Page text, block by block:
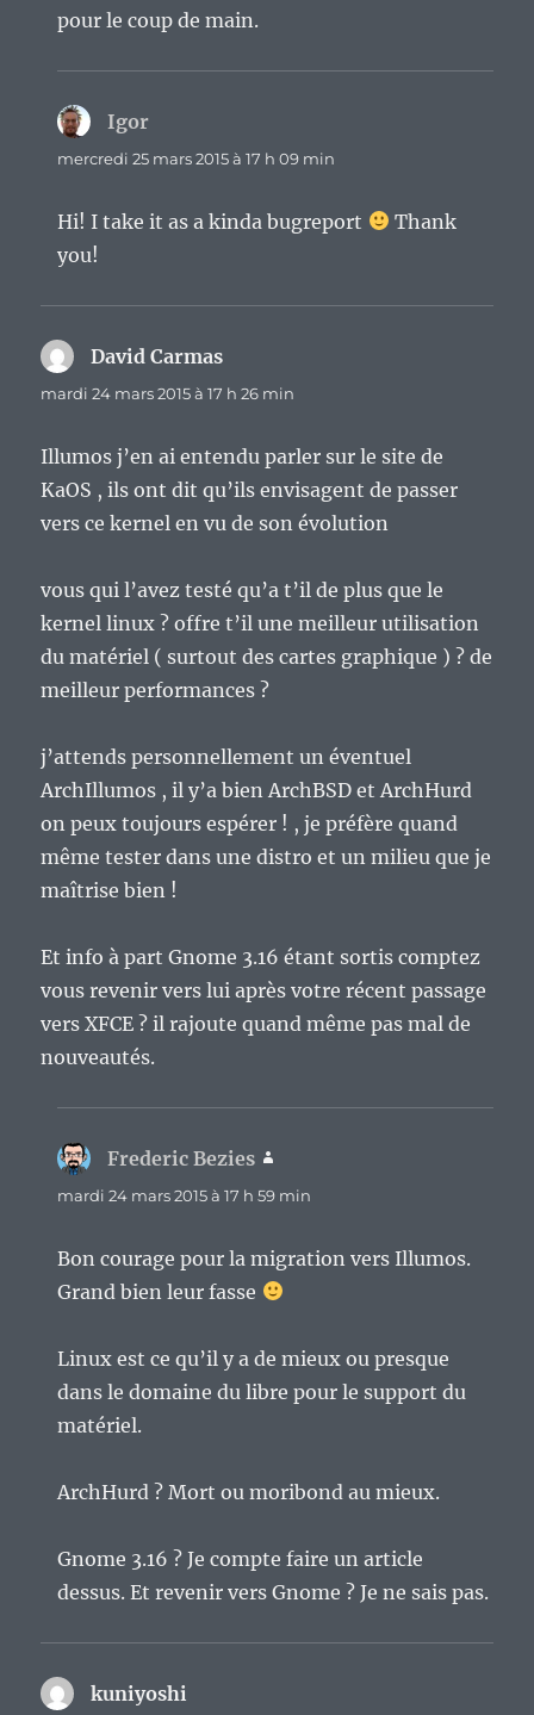
pour le coup de main.
Igor
mercredi 25 mars 2015 à 17 h 09 min
Hi! I take it as a kinda bugreport
Thank
you!
David Carmas
mardi 24 mars 2015 à 17 h 26 min
Illumos j’en ai entendu parler sur le site de
KaOS , ils ont dit qu’ils envisagent de passer
vers ce kernel en vu de son évolution
vous qui l’avez testé qu’a t’il de plus que le
kernel linux ? offre t’il une meilleur utilisation
du matériel ( surtout des cartes graphique ) ? de
meilleur performances ?
j’attends personnellement un éventuel
ArchIllumos , il y’a bien ArchBSD et ArchHurd
on peux toujours espérer ! , je préfère quand
même tester dans une distro et un milieu que je
maîtrise bien !
Et info à part Gnome 3.16 étant sortis comptez
vous revenir vers lui après votre récent passage
vers XFCE ? il rajoute quand même pas mal de
nouveautés.
Frederic Bezies
mardi 24 mars 2015 à 17 h 59 min
Bon courage pour la migration vers Illumos.
Grand bien leur fasse
Linux est ce qu’il y a de mieux ou presque
dans le domaine du libre pour le support du
matériel.
ArchHurd ? Mort ou moribond au mieux.
Gnome 3.16 ? Je compte faire un article
dessus. Et revenir vers Gnome ? Je ne sais pas.
kuniyoshi